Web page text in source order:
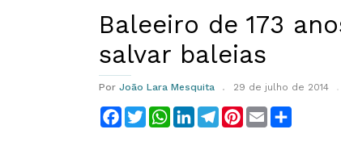
Baleeiro de 173
salvar baleias
Por João Lara Mesquita 29 de julho de 2014
Facebook
TwitterWhatsApp
LinkedInTelegram
Pinterest
Email